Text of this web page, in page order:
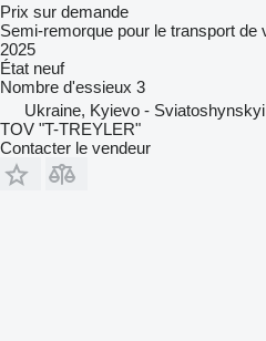
Prix sur demande
Semi-remorque pour le transport de
2025
État neuf
Nombre d'essieux 3
Ukraine, Kyievo -
TOV "T-TREYLER"
Contacter le vendeur